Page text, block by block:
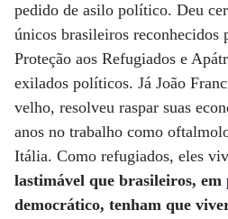
pedido de asilo político. Deu
únicos brasileiros reconhecidos
Proteção aos Refugiados e
exilados políticos. Já João
velho, resolveu raspar suas
anos no trabalho como
Itália. Como refugiados, eles
lastimável que brasileiros, em
democrático, tenham que